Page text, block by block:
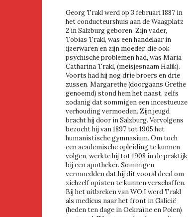
Georg Trakl werd op 3 februari 1887 in
het conducteurshuis aan de Waagplatz
2 in Salzburg geboren. Zijn vader,
Tobias Trakl, was een handelaar in
ijzerwaren en zijn moeder, die ook
psychische problemen had, was Maria
Catharina Trakl, (meisjesnaam Halik).
Voorts had hij nog drie broers en drie
zussen. Margarethe (doorgaans Grethe
genoemd) stond hem het naast, zelfs
zodanig dat sommigen een incestueuze
verhouding vermoeden. Zijn jeugd
bracht hij door in Salzburg. Vervolgens
bezocht hij van 1897 tot 1905 het
humanistische gymnasium. Om toch
een academische opleiding te kunnen
volgen, werkte hij tot 1908 in de praktijk
bij een apotheker. Sommigen
vermoedden dat hij dit vooral deed om
zichzelf opiaten te kunnen verschaffen.
Bij het uitbreken van WO I werd Trakl
als medicus naar het front in Galicië
(heden ten dage in Oekraïne en Polen)